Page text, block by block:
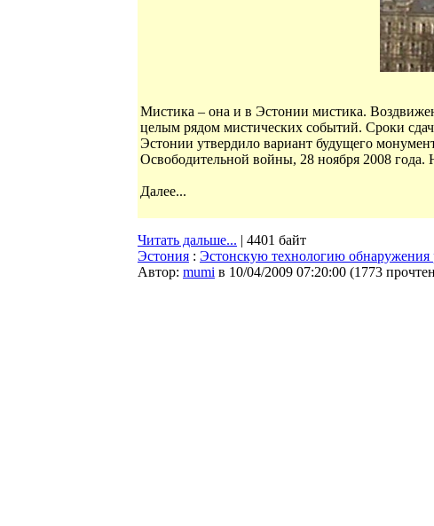
Мистика – она и в Эстонии мистика.
целым рядом мистических событий. Сроки
Эстонии утвердило вариант будущего
Освободительной войны, 28 ноября 2008
Далее...
Читать дальше... | 4401 байт
Эстония : Эстонскую технологию
Автор: mumi в 10/04/2009 07:20:00 (1773